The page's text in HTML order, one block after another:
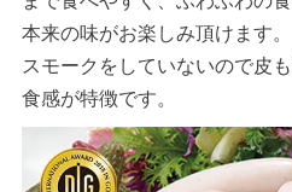
本来の味がお楽しみ頂けます。
スモークをしていないので皮
食感が特徴です。